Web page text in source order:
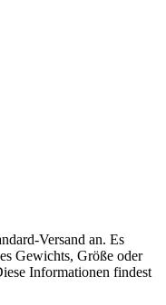
Versand an. Es
Gewichts, Größe oder
Informationen findest